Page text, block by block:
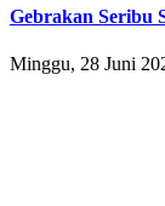
Gebrakan Seribu
Minggu, 28 Juni